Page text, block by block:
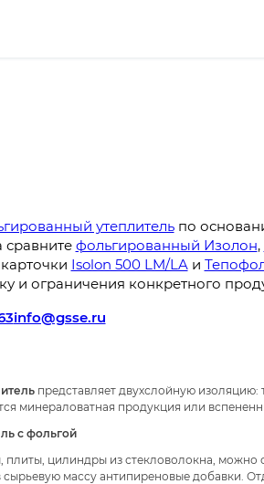
утеплительпо
сравните фольгированный Изолон,
Isolon 500 LM/LAи
и ограничения конкретного
info@gsse.ru
представляет двухслойную
минераловатная продукция или
с фольгой
цилиндры из стекловолокна, можно
массу антипиреновые добавки.